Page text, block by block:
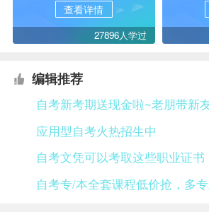
查看详情
27896人学过
编辑推荐
自考新考期送现金啦~老朋带新
应用型自考火热招生中
自考文凭可以考取这些职业证书
自考专/本全套课程低价抢，多